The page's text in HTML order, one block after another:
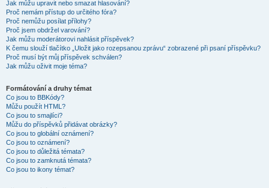
Jak můžu upravit nebo smazat hlasování?
Proč nemám přístup do určitého fóra?
Proč nemůžu posílat přílohy?
Proč jsem obdržel varování?
Jak můžu moderátorovi nahlásit příspěvek?
K čemu slouží tlačítko „Uložit jako rozepsanou zprávu“ zobrazené při psaní příspěvku?
Proč musí být můj příspěvek schválen?
Jak můžu oživit moje téma?
Formátování a druhy témat
Co jsou to BBKódy?
Můžu použít HTML?
Co jsou to smajlíci?
Můžu do příspěvků přidávat obrázky?
Co jsou to globální oznámení?
Co jsou to oznámení?
Co jsou to důležitá témata?
Co jsou to zamknutá témata?
Co jsou to ikony témat?